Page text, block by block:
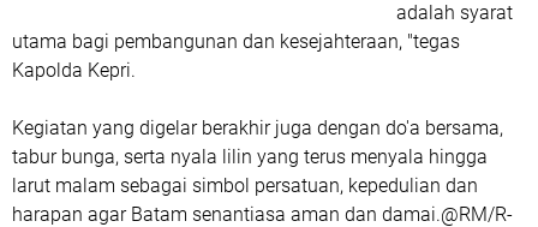
adalah syarat
utama bagi pembangunan dan kesejahteraan, "tegas
Kapolda Kepri.
Kegiatan yang digelar berakhir juga dengan do'a bersama,
tabur bunga, serta nyala lilin yang terus menyala hingga
larut malam sebagai simbol persatuan, kepedulian dan
harapan agar Batam senantiasa aman dan damai.@RM/R-